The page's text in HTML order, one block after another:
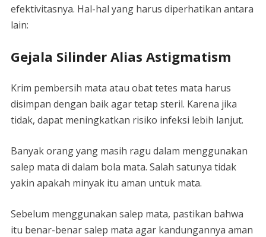
efektivitasnya. Hal-hal yang harus diperhatikan antara
lain:
Gejala Silinder Alias Astigmatism
Krim pembersih mata atau obat tetes mata harus
disimpan dengan baik agar tetap steril. Karena jika
tidak, dapat meningkatkan risiko infeksi lebih lanjut.
Banyak orang yang masih ragu dalam menggunakan
salep mata di dalam bola mata. Salah satunya tidak
yakin apakah minyak itu aman untuk mata.
Sebelum menggunakan salep mata, pastikan bahwa
itu benar-benar salep mata agar kandungannya aman